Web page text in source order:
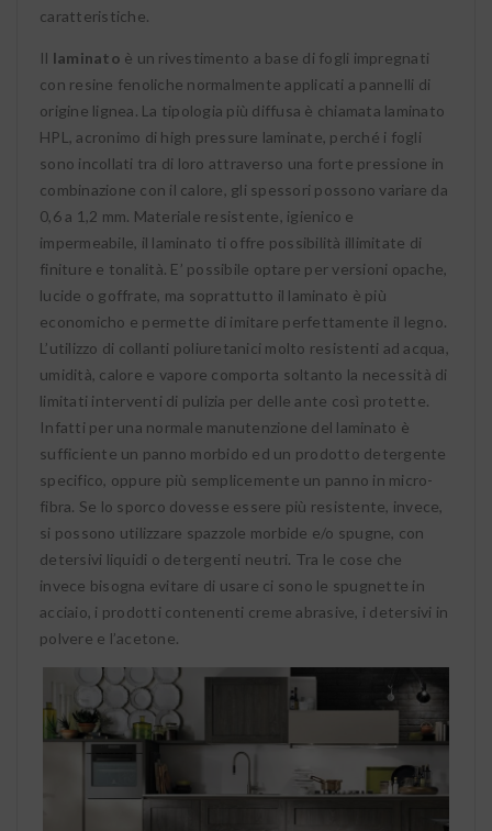
caratteristiche.
Il laminato è un rivestimento a base di fogli impregnati
con resine fenoliche normalmente applicati a pannelli di
origine lignea. La tipologia più diffusa è chiamata laminato
HPL, acronimo di high pressure laminate, perché i fogli
sono incollati tra di loro attraverso una forte pressione in
combinazione con il calore, gli spessori possono variare da
0,6 a 1,2 mm. Materiale resistente, igienico e
impermeabile, il laminato ti offre possibilità illimitate di
finiture e tonalità. E’ possibile optare per versioni opache,
lucide o goffrate, ma soprattutto il laminato è più
economicho e permette di imitare perfettamente il legno.
L’utilizzo di collanti poliuretanici molto resistenti ad acqua,
umidità, calore e vapore comporta soltanto la necessità di
limitati interventi di pulizia per delle ante così protette.
Infatti per una normale manutenzione del laminato è
sufficiente un panno morbido ed un prodotto detergente
specifico, oppure più semplicemente un panno in micro-
fibra. Se lo sporco dovesse essere più resistente, invece,
si possono utilizzare spazzole morbide e/o spugne, con
detersivi liquidi o detergenti neutri. Tra le cose che
invece bisogna evitare di usare ci sono le spugnette in
acciaio, i prodotti contenenti creme abrasive, i detersivi in
polvere e l’acetone.